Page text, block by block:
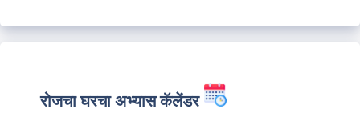
रोजचा घरचा अभ्यास कॅलेंडर